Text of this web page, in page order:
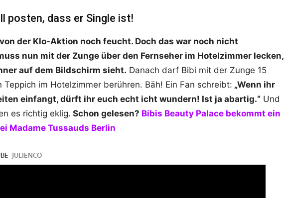
posten, dass er Single ist!
der Klo-Aktion noch feucht. Doch das war noch nicht
nun mit der Zunge über den Fernseher im Hotelzimmer lecken,
auf dem Bildschirm sieht. Danach darf Bibi mit der Zunge 15
Teppich im Hotelzimmer berühren. Bäh! Ein Fan schreibt: „Wenn ihr
einfangt, dürft ihr euch echt icht wundern! Ist ja abartig.“ Und
es richtig eklig. Schon gelesen? Bibis Beauty Palace bekommt ein
Madame Tussauds Berlin